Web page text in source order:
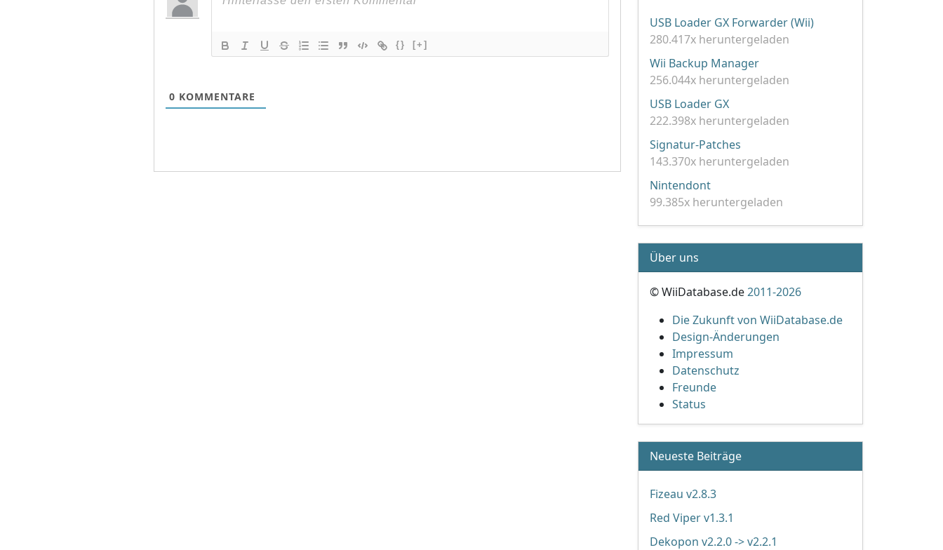
{} [+]
0 KOMMENTARE
USB Loader GX Forwarder (Wii)
280.417x heruntergeladen
Wii Backup Manager
256.044x heruntergeladen
USB Loader GX
222.398x heruntergeladen
Signatur-Patches
143.370x heruntergeladen
Nintendont
99.385x heruntergeladen
Über uns
© WiiDatabase.de2011-2026
Die Zukunft von WiiDatabase.de
Design-Änderungen
Impressum
Datenschutz
Freunde
Status
Neueste Beiträge
Fizeau v2.8.3
Red Viper v1.3.1
Dekopon v2.2.0 -> v2.2.1